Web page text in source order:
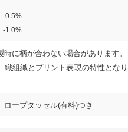
-0.5%
-1.0%
に柄が合わない場合があります。
組織とプリント表現の特性となり
ロープタッセル(有料)つき